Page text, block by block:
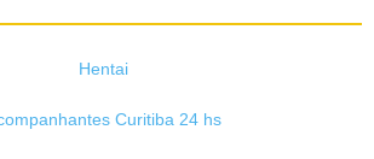
Hentai
Curitiba 24 hs